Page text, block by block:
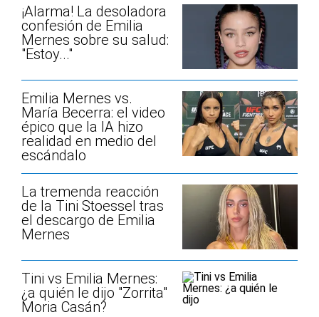
¡Alarma! La desoladora
confesión de Emilia
Mernes sobre su salud:
"Estoy..."
Emilia Mernes vs.
María Becerra: el video
épico que la IA hizo
realidad en medio del
escándalo
La tremenda reacción
de la Tini Stoessel tras
el descargo de Emilia
Mernes
Tini vs Emilia Mernes:
¿a quién le dijo "Zorrita"
Moria Casán?